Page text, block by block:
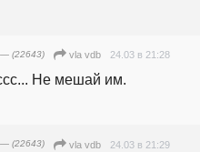
— (22643) vla vdb 24.03 в 21:28
Не мешай им.
— (22643) vla vdb 24.03 в 21:29